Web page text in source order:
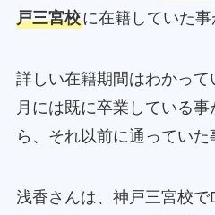
戸三宮校に在籍していた事
詳しい在籍期間はわかっ
月には既に卒業している
ら、それ以前に通っていた
浅香さんは、神戸三宮校で